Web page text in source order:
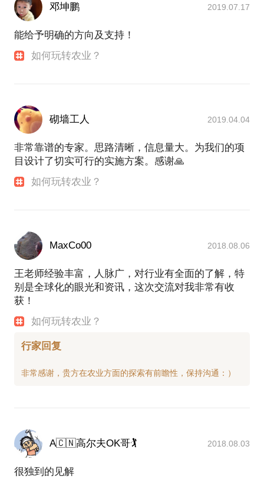
邓坤鹏 2019.07.17
能给予明确的方向及支持！
如何玩转农业？
砌墙工人 2019.04.04
非常靠谱的专家。思路清晰，信息量大。为我们的项
目设计了切实可行的实施方案。感谢🙏
如何玩转农业？
MaxCo00 2018.08.06
王老师经验丰富，人脉广，对行业有全面的了解，特
别是全球化的眼光和资讯，这次交流对我非常有收
获！
如何玩转农业？
行家回复
A🇨🇳高尔夫OK哥🏌 2018.08.03
很独到的见解